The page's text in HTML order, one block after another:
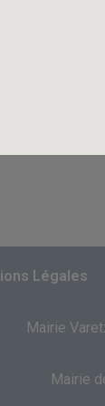
Légales
Mairie
Mairie